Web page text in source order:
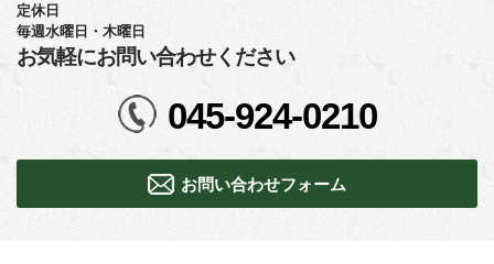
定休日
毎週水曜日・木曜日
お気軽にお問い合わせください
045-924-0210
お問い合わせフォーム